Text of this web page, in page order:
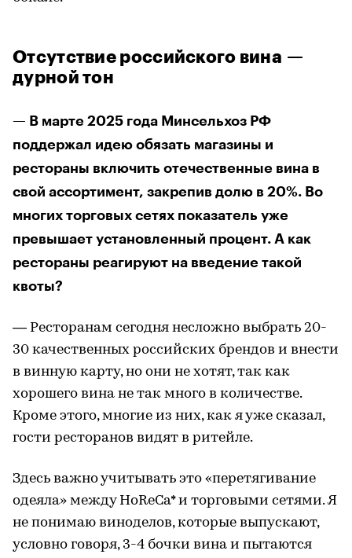
Отсутствие российского вина —
дурной тон
— В марте 2025 года Минсельхоз РФ
поддержал идею обязать магазины и
рестораны включить отечественные вина в
свой ассортимент, закрепив долю в 20%. Во
многих торговых сетях показатель уже
превышает установленный процент. А как
рестораны реагируют на введение такой
квоты?
— Ресторанам сегодня несложно выбрать 20-
30 качественных российских брендов и внести
в винную карту, но они не хотят, так как
хорошего вина не так много в количестве.
Кроме этого, многие из них, как я уже сказал,
гости ресторанов видят в ритейле.
Здесь важно учитывать это «перетягивание
одеяла» между HoReCa* и торговыми сетями. Я
не понимаю виноделов, которые выпускают,
условно говоря, 3-4 бочки вина и пытаются